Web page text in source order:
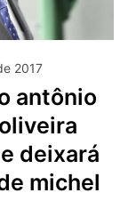
2017
deixará
michel